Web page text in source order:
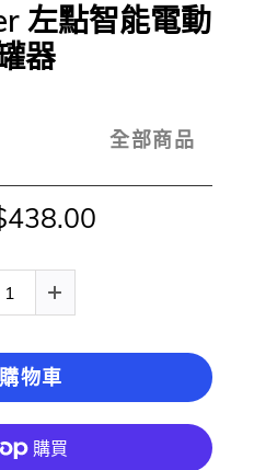
左點智能電動
器
全部商品
物車